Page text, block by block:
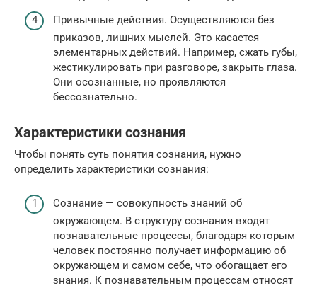
Привычные действия. Осуществляются без
приказов, лишних мыслей. Это касается
элементарных действий. Например, сжать губы,
жестикулировать при разговоре, закрыть глаза.
Они осознанные, но проявляются
бессознательно.
Характеристики сознания
Чтобы понять суть понятия сознания, нужно
определить характеристики сознания:
Сознание — совокупность знаний об
окружающем. В структуру сознания входят
познавательные процессы, благодаря которым
человек постоянно получает информацию об
окружающем и самом себе, что обогащает его
знания. К познавательным процессам относят